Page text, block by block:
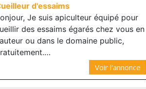
d'essaims
Je suis apiculteur équipé pour
des essaims égarés chez vous en
ou dans le domaine public,
Voir l'annonce